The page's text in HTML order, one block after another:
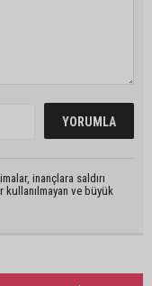
inançlara saldırı
kullanılmayan ve büyük